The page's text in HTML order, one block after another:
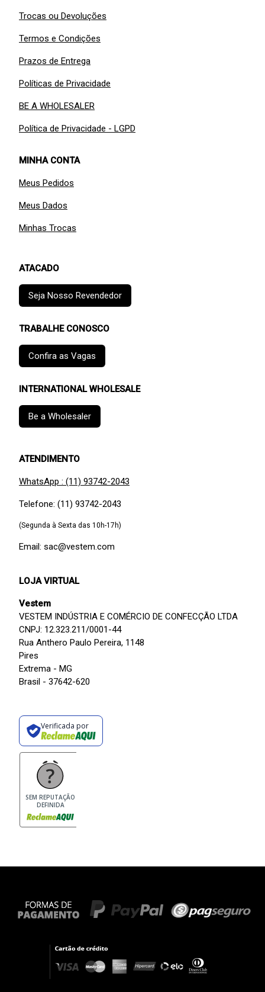
Trocas ou Devoluções
Termos e Condições
Prazos de Entrega
Políticas de Privacidade
BE A WHOLESALER
Política de Privacidade - LGPD
MINHA CONTA
Meus Pedidos
Meus Dados
Minhas Trocas
ATACADO
Seja Nosso Revendedor
TRABALHE CONOSCO
Confira as Vagas
INTERNATIONAL WHOLESALE
Be a Wholesaler
ATENDIMENTO
WhatsApp : (11) 93742-2043
Telefone: (11) 93742-2043
(Segunda à Sexta das 10h-17h)
Email: sac@vestem.com
LOJA VIRTUAL
Vestem
VESTEM INDÚSTRIA E COMÉRCIO DE CONFECÇÃO LTDA
CNPJ: 12.323.211/0001-44
Rua Anthero Paulo Pereira, 1148
Pires
Extrema - MG
Brasil - 37642-620
Verificada por
SEM REPUTAÇÃO
DEFINIDA